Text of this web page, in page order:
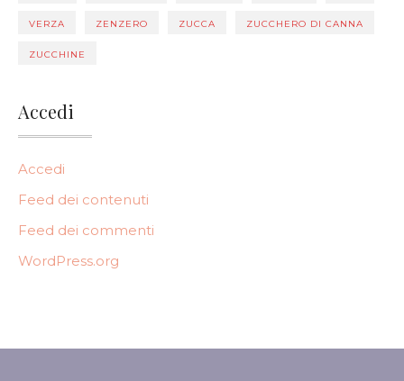
VERZA ZENZERO ZUCCA ZUCCHERO DI CANNA
ZUCCHINE
Accedi
Accedi
Feed dei contenuti
Feed dei commenti
WordPress.org